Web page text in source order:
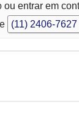
ou entrar em
(11) 2406-7627